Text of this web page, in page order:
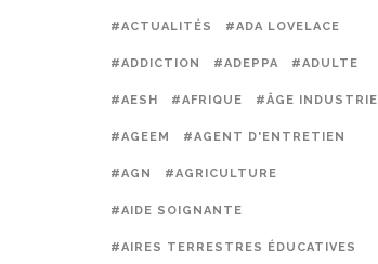
#ACTUALITÉS #ADA LOVELACE
#ADDICTION #ADEPPA #ADULTE
#AESH #AFRIQUE #ÂGE INDUSTRIE
#AGEEM #AGENT D'ENTRETIEN
#AGN #AGRICULTURE
#AIDE SOIGNANTE
#AIRES TERRESTRES ÉDUCATIVES